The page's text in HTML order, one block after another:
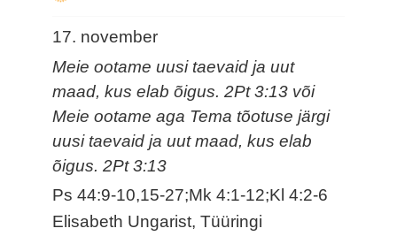
17. november
Meie ootame uusi taevaid ja uut
maad, kus elab õigus. 2Pt 3:13 või
Meie ootame aga Tema tõotuse järgi
uusi taevaid ja uut maad, kus elab
õigus. 2Pt 3:13
Ps 44:9-10,15-27;Mk 4:1-12;Kl 4:2-6
Elisabeth Ungarist, Tüüringi